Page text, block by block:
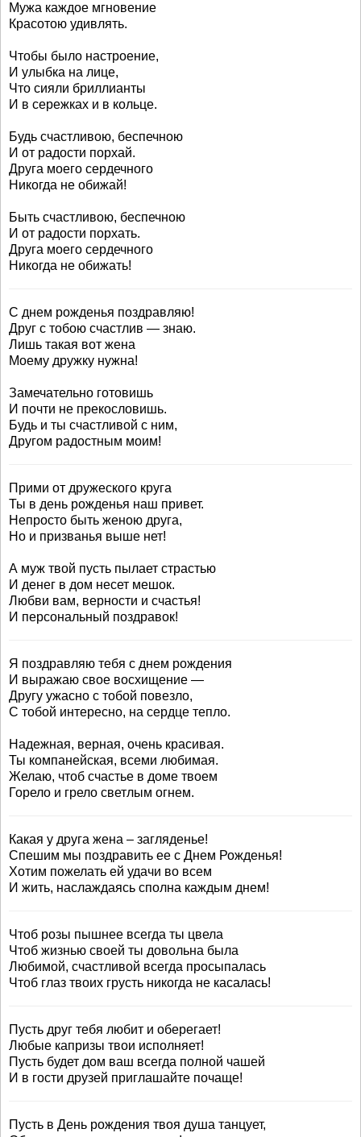
Мужа каждое мгновение
Красотою удивлять.
Чтобы было настроение,
И улыбка на лице,
Что сияли бриллианты
И в сережках и в кольце.
Будь счастливою, беспечною
И от радости порхай.
Друга моего сердечного
Никогда не обижай!
Быть счастливою, беспечною
И от радости порхать.
Друга моего сердечного
Никогда не обижать!
С днем рожденья поздравляю!
Друг с тобою счастлив — знаю.
Лишь такая вот жена
Моему дружку нужна!
Замечательно готовишь
И почти не прекословишь.
Будь и ты счастливой с ним,
Другом радостным моим!
Прими от дружеского круга
Ты в день рожденья наш привет.
Непросто быть женою друга,
Но и призванья выше нет!
А муж твой пусть пылает страстью
И денег в дом несет мешок.
Любви вам, верности и счастья!
И персональный поздравок!
Я поздравляю тебя с днем рождения
И выражаю свое восхищение —
Другу ужасно с тобой повезло,
С тобой интересно, на сердце тепло.
Надежная, верная, очень красивая.
Ты компанейская, всеми любимая.
Желаю, чтоб счастье в доме твоем
Горело и грело светлым огнем.
Какая у друга жена – загляденье!
Спешим мы поздравить ее с Днем Рожденья!
Хотим пожелать ей удачи во всем
И жить, наслаждаясь сполна каждым днем!
Чтоб розы пышнее всегда ты цвела
Чтоб жизнью своей ты довольна была
Любимой, счастливой всегда просыпалась
Чтоб глаз твоих грусть никогда не касалась!
Пусть друг тебя любит и оберегает!
Любые капризы твои исполняет!
Пусть будет дом ваш всегда полной чашей
И в гости друзей приглашайте почаще!
Пусть в День рождения твоя душа танцует,